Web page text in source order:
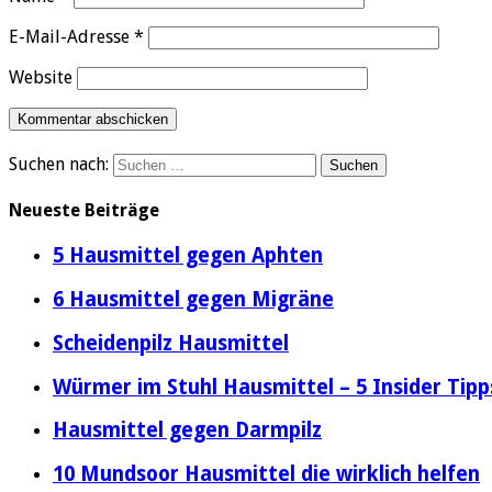
E-Mail-Adresse *
Website
Suchen nach:
Neueste Beiträge
5 Hausmittel gegen Aphten
6 Hausmittel gegen Migräne
Scheidenpilz Hausmittel
Würmer im Stuhl Hausmittel – 5 Insider
Hausmittel gegen Darmpilz
10 Mundsoor Hausmittel die wirklich helfen